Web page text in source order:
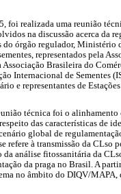
foi realizada uma reunião
na discussão acerca da
do órgão regulador,
representados pela
Brasileira do
Internacional de Sementes
e representantes de
técnica foi o alinhamento
das características de
global de
refere à transmissão da CLso
análise fitossanitária da
da praga no Brasil. A
no âmbito do DIQV/